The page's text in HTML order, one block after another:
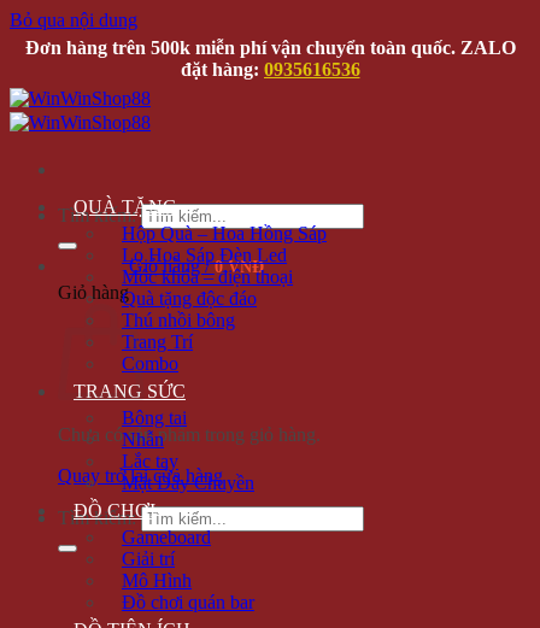
Bỏ qua nội dung
Đơn hàng trên 500k miễn phí vận chuyển toàn quốc. ZALO
đặt hàng: 0935616536
Tìm kiếm:
Giỏ hàng /0 VNĐ
Giỏ hàng
Chưa có sản phẩm trong giỏ hàng.
Quay trở lại cửa hàng
Tìm kiếm:
QUÀ TẶNG
Hộp Quà – Hoa Hồng Sáp
Lọ Hoa Sáp Đèn Led
Móc khóa – điện thoại
Quà tặng độc đáo
Thú nhồi bông
Trang Trí
Combo
TRANG SỨC
Bông tai
Nhẫn
Lắc tay
Mặt Dây Chuyền
ĐỒ CHƠI
Gameboard
Giải trí
Mô Hình
Đồ chơi quán bar